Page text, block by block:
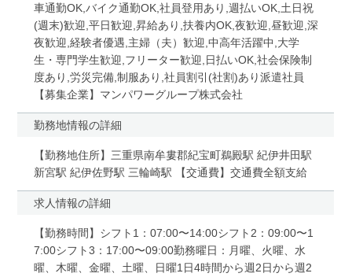
車通勤OK,バイク通勤OK,社員登用あり,週払いOK,土日祝
(週末)歓迎,平日歓迎,昇給あり,扶養内OK,夜歓迎,昼歓迎,深
夜歓迎,経験者優遇,主婦（夫）歓迎,中高年活躍中,大学
生・専門学生歓迎,フリーター歓迎,日払いOK,社会保険制
度あり,労災完備,制服あり,社員割引(社割)あり派遣社員
【募集企業】マンパワーグループ株式会社
勤務地情報の詳細
【勤務地住所】三重県南牟婁郡紀宝町鵜殿駅 紀伊井田駅
新宮駅 紀伊佐野駅 三輪崎駅 【交通費】交通費全額支給
求人情報の詳細
【勤務時間】シフト1：07:00〜14:00シフト2：09:00〜1
7:00シフト3：17:00〜09:00勤務曜日：月曜、火曜、水
曜、木曜、金曜、土曜、日曜1日4時間から週2日から週2